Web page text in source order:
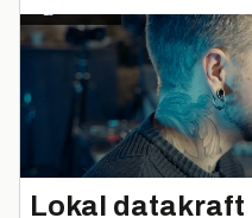
Lokal datakraft